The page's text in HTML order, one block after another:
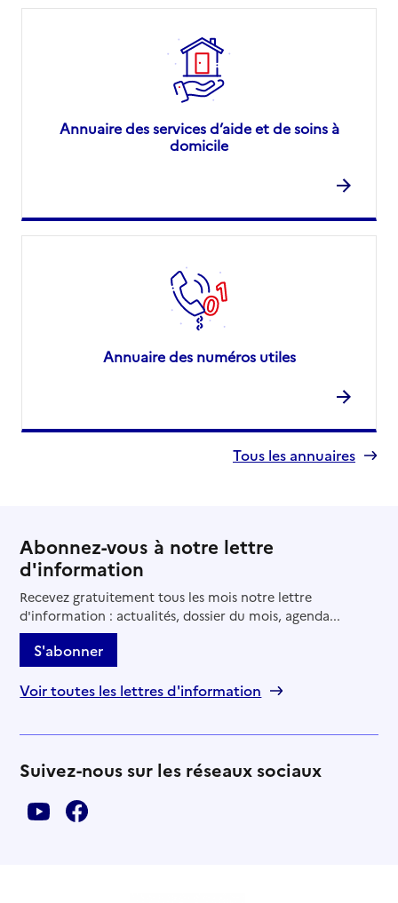
Annuaire des services d’aide et de soins à
domicile
Annuaire des numéros utiles
Tous les annuaires
Abonnez-vous à notre lettre
d'information
Recevez gratuitement tous les mois notre lettre
d'information : actualités, dossier du mois, agenda...
S'abonner
Voir toutes les lettres d'information
Suivez-nous sur les réseaux sociaux